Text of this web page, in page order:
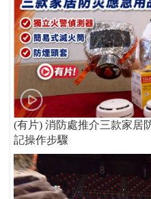
(有片) 消防處推介三款家
記操作步驟